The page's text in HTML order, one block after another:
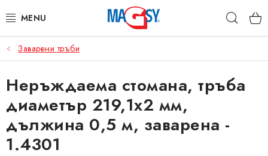
към
ОСНОВНИ КАТЕГОРИИ
МАГНИТНИ ПОСОБИЯ
ИНДУСТРИАЛНИ МАГНИТИ
ДРУГИ МАГНИТИ
Заварени тръби
Неръждаема стомана, тръба
диаметър 219,1x2 мм,
дължина 0,5 м, заварена -
1.4301